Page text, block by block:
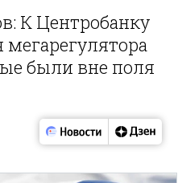
К Центробанку
были вне поля